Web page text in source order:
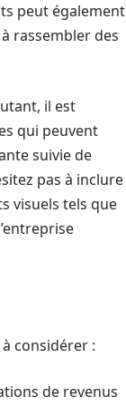
peut également
rassembler des
il est
qui peuvent
suivie de
pas à inclure
visuels tels que
considérer :
de revenus